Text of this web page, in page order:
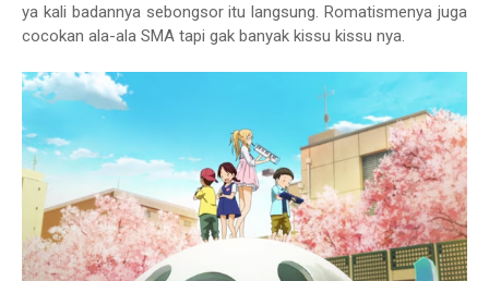
ya kali badannya sebongsor itu langsung. Romatismenya juga
cocokan ala-ala SMA tapi gak banyak kissu kissu nya.